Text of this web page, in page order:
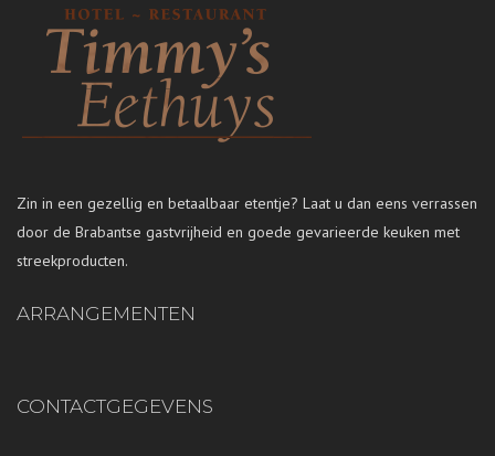
Zin in een gezellig en betaalbaar etentje? Laat u dan eens verrassen
door de Brabantse gastvrijheid en goede gevarieerde keuken met
streekproducten.
ARRANGEMENTEN
CONTACTGEGEVENS